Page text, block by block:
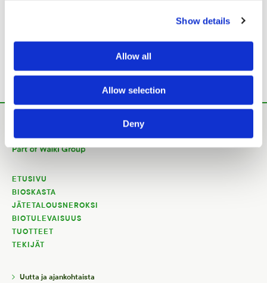
Show details
Allow all
Allow selection
Deny
Tekniset tiedot
ETUSIVU
BIOSKASTA
JÄTETALOUSNEROKSI
BIOTULEVAISUUS
TUOTTEET
TEKIJÄT
Uutta ja ajankohtaista